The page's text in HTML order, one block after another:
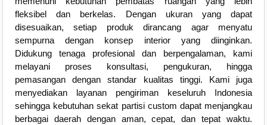
fleksibel dan berkelas. Dengan ukuran yang dapat
disesuaikan, setiap produk dirancang agar menyatu
sempurna dengan konsep interior yang diinginkan.
Didukung tenaga profesional dan berpengalaman, kami
melayani proses konsultasi, pengukuran, hingga
pemasangan dengan standar kualitas tinggi. Kami juga
menyediakan layanan pengiriman keseluruh Indonesia
sehingga kebutuhan sekat partisi custom dapat menjangkau
berbagai daerah dengan aman, cepat, dan tepat waktu.